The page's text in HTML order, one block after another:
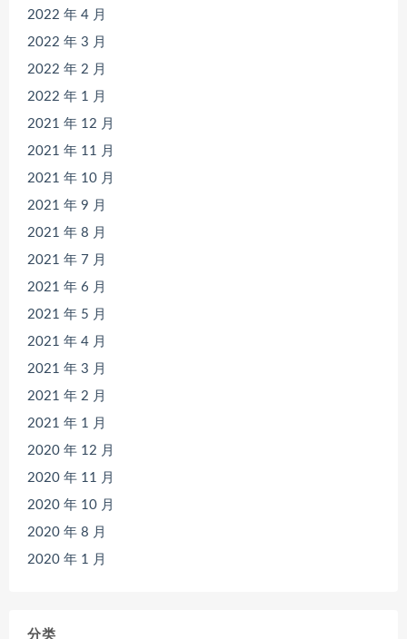
2022 年 4 月
2022 年 3 月
2022 年 2 月
2022 年 1 月
2021 年 12 月
2021 年 11 月
2021 年 10 月
2021 年 9 月
2021 年 8 月
2021 年 7 月
2021 年 6 月
2021 年 5 月
2021 年 4 月
2021 年 3 月
2021 年 2 月
2021 年 1 月
2020 年 12 月
2020 年 11 月
2020 年 10 月
2020 年 8 月
2020 年 1 月
分类